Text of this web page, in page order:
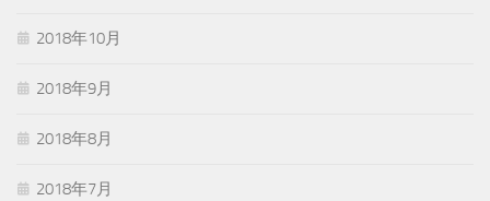
2018年10月
2018年9月
2018年8月
2018年7月